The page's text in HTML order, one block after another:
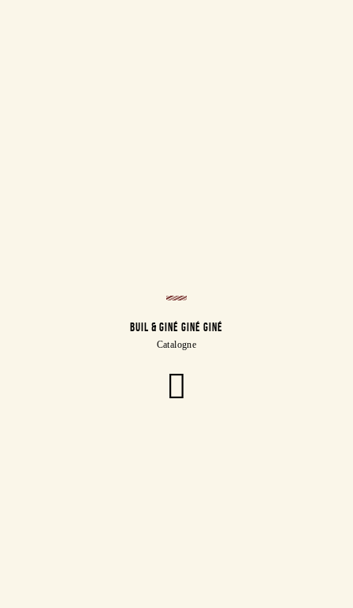
BUIL & GINÉ GINÉ GINÉ
Catalogne